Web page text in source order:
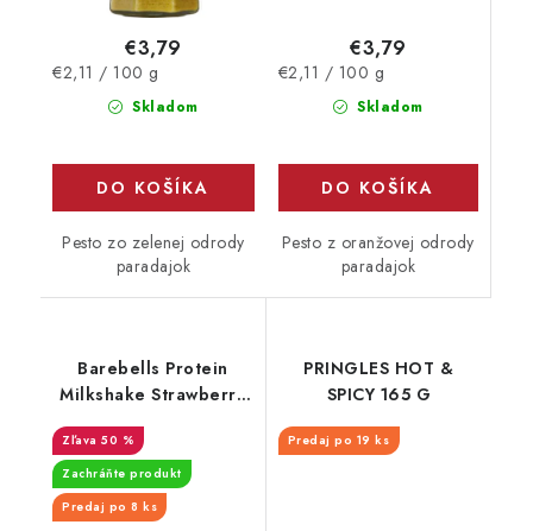
Skladom
€3,79
Jednotková
€2,11 / 100 g
DO KOŠÍKA
Pesto zo zelenej odrody
paradajok
Skladom
€3,79
Jednotková
€2,11 / 100 g
DO KOŠÍKA
Pesto z oranžovej odrody
paradajok
Barebells Protein
Milkshake Strawberry
330 ml - EXPIRÁCIA
30.9.2026
50 %
Zachráňte produkt
Predaj po 8 ks
PRINGLES HOT &
SPICY 165 G
Predaj po 19 ks